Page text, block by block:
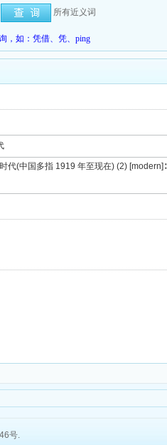
所有近义词
，如：凭借、凭、ping
代(中国多指 1919 年至现在) (2) [modern]∶
号.